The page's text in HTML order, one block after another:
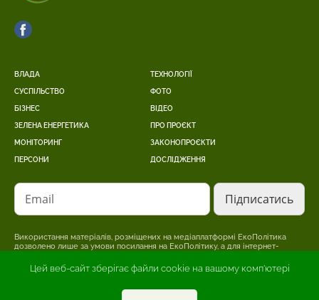
Цей веб-сайт зберігає файли cookie на вашому комп'ютері
ВЛАДА
СУСПІЛЬСТВО
БІЗНЕС
ЗЕЛЕНА ЕНЕРГЕТИКА
МОНІТОРИНГ
ПЕРСОНИ
ТЕХНОЛОГІЇ
ФОТО
ВІДЕО
ПРО ПРОЄКТ
ЗАКОНОПРОЄКТИ
ДОСЛІДЖЕННЯ
Email
Використання матеріалів, розміщених на медіаплатформі ЕкоПолітика
дозволено лише за умови посилання на ЕкоПолітику, а для інтернет-
гіперпосилання на сторінку, де розміщено оригінальний матеріал.
матеріалі. Відповідальність за достовірність інформації, опублікованої в